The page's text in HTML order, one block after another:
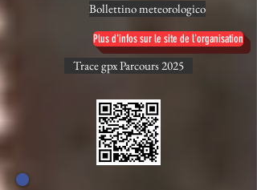
Bollettino meteorologico
Plus d'infos sur le site de l'organisation
Trace gpx Parcours 2025